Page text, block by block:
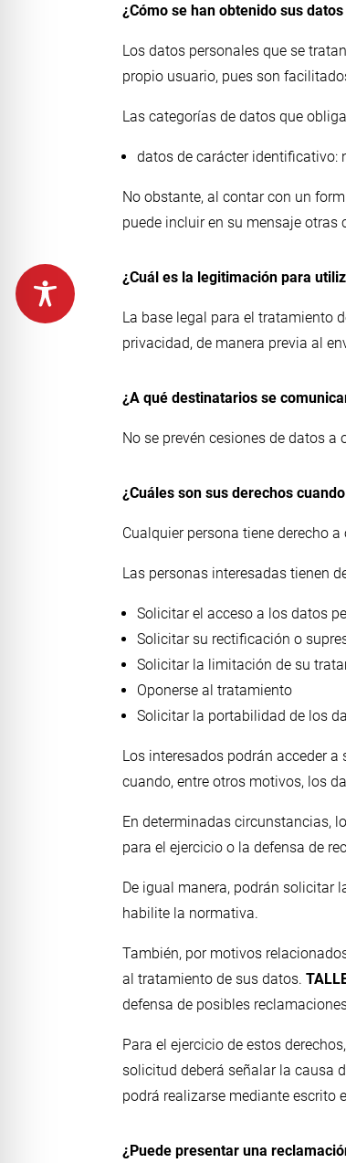
¿Cómo se han obtenido sus
Los datos personales que se
propio usuario, pues son
Las categorías de datos que
datos de carácter identificativo:
No obstante, al contar con un
puede incluir en su mensaje otras
¿Cuál es la legitimación para
La base legal para el tratamiento
privacidad, de manera previa al
¿A qué destinatarios se
No se prevén cesiones de datos
¿Cuáles son sus derechos
Cualquier persona tiene derecho
Las personas interesadas tienen
Solicitar el acceso a los datos
Solicitar su rectificación o
Solicitar la limitación de su
Oponerse al tratamiento
Solicitar la portabilidad de los
Los interesados podrán acceder
cuando, entre otros motivos, los
En determinadas circunstancias,
para el ejercicio o la defensa de
De igual manera, podrán solicitar
habilite la normativa.
También, por motivos
al tratamiento de sus datos.
defensa de posibles
Para el ejercicio de estos
solicitud deberá señalar la causa
podrá realizarse mediante escrito
¿Puede presentar una